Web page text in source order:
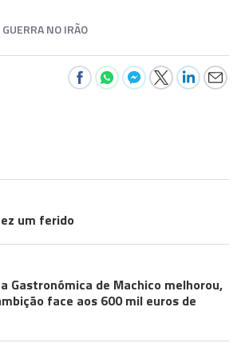
GUERRA NO IRÃO
um ferido
Gastronómica de Machico melhorou,
face aos 600 mil euros de